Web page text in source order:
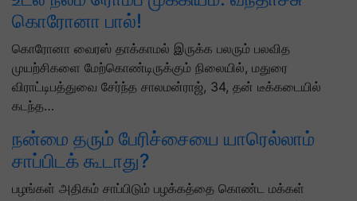
கொரோனா பால்!
கொரோனா வைரஸ் தாக்காமல் இருக்க பலரும் பலவித
முயற்சிகளை மேற்கொண்டிருக்கும் நிலையில், மதுரை
விராட்டிபத்துவை சேர்ந்த சாலமன்ராஜ், 34, தன் டீக்கடையில்
கடந்த…
நன்மை தரும் பேரிச்சையை யாரெல்லாம்
சாப்பிடக் கூடாது?
பழங்கள் அதிகம் சாப்பிடும் பழக்கத்தை கொண்ட மக்கள்